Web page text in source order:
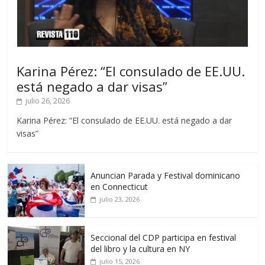
Karina Pérez: “El consulado de EE.UU.
está negado a dar visas”
julio 26, 2026
Karina Pérez: “El consulado de EE.UU. está negado a dar
visas”
Anuncian Parada y Festival dominicano
en Connecticut
julio 23, 2026
Seccional del CDP participa en festival
del libro y la cultura en NY
julio 15, 2026